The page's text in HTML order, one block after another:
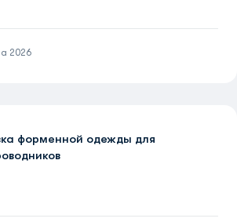
2026
форменной одежды для